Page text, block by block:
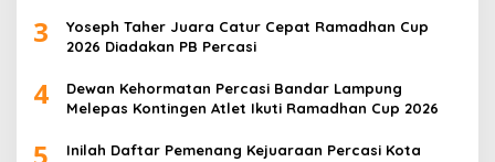
3
Yoseph Taher Juara Catur Cepat Ramadhan Cup
2026 Diadakan PB Percasi
4
Dewan Kehormatan Percasi Bandar Lampung
Melepas Kontingen Atlet Ikuti Ramadhan Cup 2026
Inilah Daftar Pemenang Kejuaraan Percasi Kota